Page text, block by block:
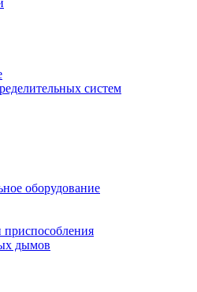
систем
оборудование
дымов